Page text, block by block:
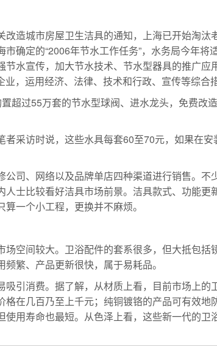
造城市房屋卫生洁具的通知，上海已开始淘
确定的“2006年节水工作任务”，水务局今年
水宣传，加大节水技术、节水型器具的推广
，运用经济、法律、技术和行政、宣传等综合
超过55万套的节水型球阀、进水龙头，免费
者采访时说，这些水具每套60至70元，如果在
公司、网络以及品牌单店四种渠道进行销售。
士比较看好洁具市场前景。洁具款式、功能
一个小工程，更换并不麻烦。
场空间较大。卫浴配件的套系很多，但大抵包
繁、产品更新很快，属于易耗品。
吸引消费。据了解，从材质上看，目前市场上
在几百乃至上千元；纯铜镀铬的产品可有效
用寿命也最短。从色泽上看，这些新一代的